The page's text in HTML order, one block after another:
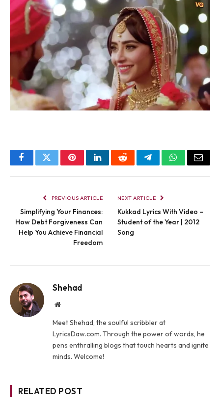
FacebookTwitterPinterestLinkedInRedditTelegramWhatsApp
Email
PREVIOUS ARTICLE
Simplifying Your Finances:
How Debt Forgiveness Can
Help You Achieve Financial
Freedom
NEXT ARTICLE
Kukkad Lyrics With Video –
Student of the Year | 2012
Song
Shehad
Website
Meet Shehad, the soulful scribbler at
LyricsDaw.com. Through the power of words, he
pens enthralling blogs that touch hearts and ignite
minds. Welcome!
RELATED POST